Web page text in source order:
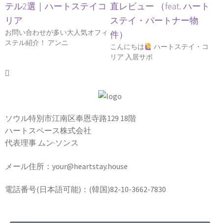
テル2選｜ハートステイコ
リア
お問い合わせが多い大人気オフィ
ステル紹介！ アンニ
直レビュー （feat. ハート
ステイ・パートナー物
件）
こんにちは
ハートステイ・コ
リア 入居サポ
ソウル特別市江南区奉恩寺路129 18階
ハートスペース株式会社
代表理事 ムン·ソンス
メール住所：your@heartstay.house
電話番号(日本語可能)：(韓国)82-10-3662-7830